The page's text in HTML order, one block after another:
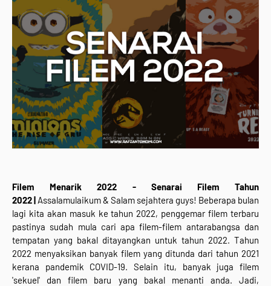
Filem Menarik 2022 - Senarai Filem Tahun
2022| Assalamulaikum & Salam sejahtera guys! Beberapa bulan
lagi kita akan masuk ke tahun 2022, penggemar filem terbaru
pastinya sudah mula cari apa filem-filem antarabangsa dan
tempatan yang bakal ditayangkan untuk tahun 2022. Tahun
2022 menyaksikan banyak filem yang ditunda dari tahun 2021
kerana pandemik COVID-19. Selain itu, banyak juga filem
'sekuel' dan filem baru yang bakal menanti anda. Jadi,